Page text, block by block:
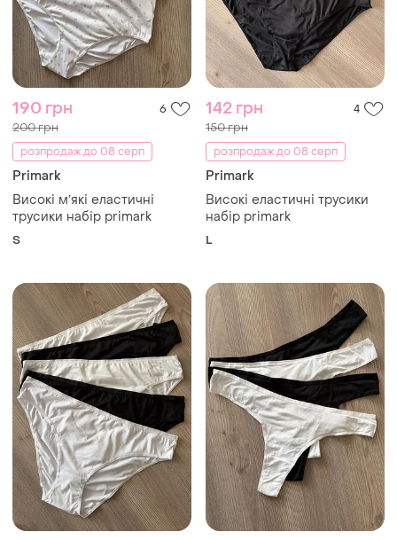
190 грн 6
200 грн
розпродаж до 08 серп
Primark
Високі мʼякі еластичні
трусики набір primark
S
142 грн 4
150 грн
розпродаж до 08 серп
Primark
Високі еластичні трусики
набір primark
L